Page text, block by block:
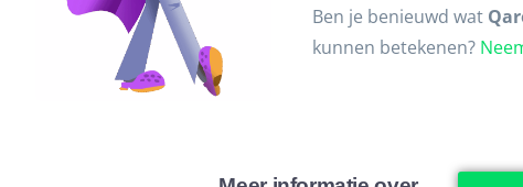
Ben je benieuwd wat
kunnen betekenen?